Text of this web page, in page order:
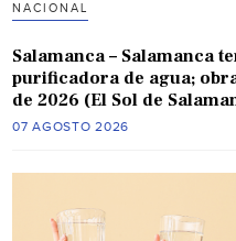
NACIONAL
Salamanca – Salamanca
purificadora de agua;
de 2026 (El Sol de
07 AGOSTO 2026